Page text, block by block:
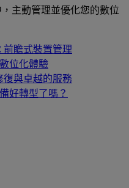
主動管理並優化您的數位
前瞻式裝置管理
位化體驗
復與卓越的服務
好轉型了嗎？